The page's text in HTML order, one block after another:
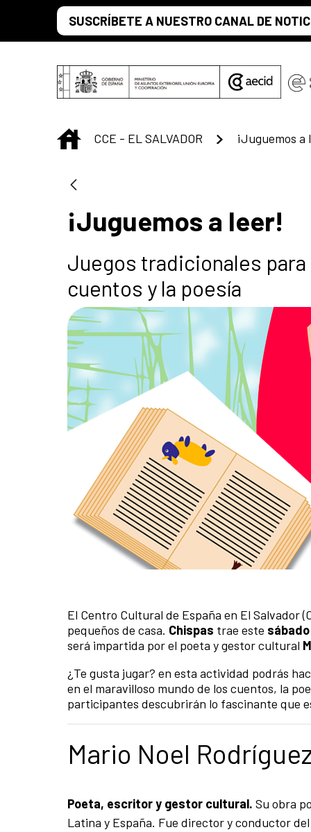
Saltar al contenido principal
SUSCRÍBETE A NUESTRO CANAL DE
INICIO
CCE - EL SALVADOR ¡Juguemos a
¡Juguemos a leer!
Juegos tradicionales
cuentos y la poesía
El Centro Cultural de España en El Salvador
pequeños de casa. Chispas trae este
será impartida por el poeta y gestor cultural
¿Te gusta jugar? en esta actividad podrás
en el maravilloso mundo de los cuentos, la
participantes descubrirán lo fascinante que
Mario Noel
Poeta, escritor y gestor cultural. Su obra
Latina y España. Fue director y conductor